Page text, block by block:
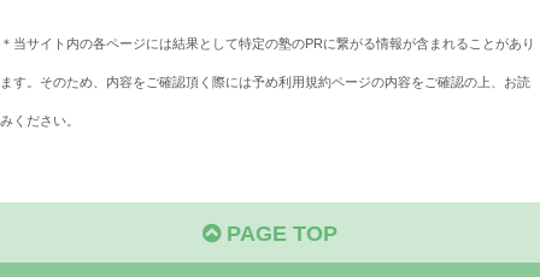
＊当サイト内の各ページには結果として特定の塾のPRに繋がる情報が含まれることがあり
ます。そのため、内容をご確認頂く際には予め利用規約ページの内容をご確認の上、お読
みください。
PAGE TOP